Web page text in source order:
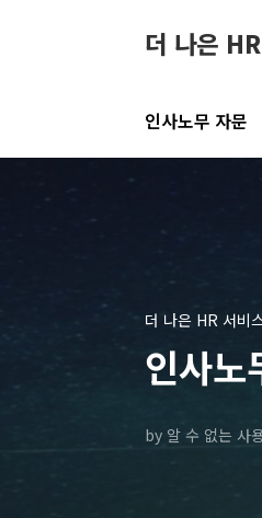
더 나은
인사노무 자문
더 나은 HR 서비
인사노
by 알 수 없는 사